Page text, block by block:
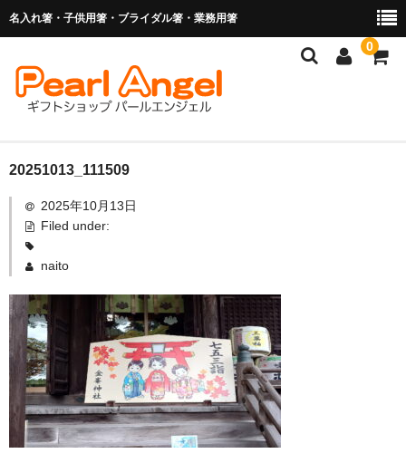
名入れ箸・子供用箸・ブライダル箸・業務用箸
0
商品を探す
お子様の入卒園に
業務用箸（食洗機対応）
マイ箸・箸袋
ご利用ガイド
よくあるご質問
20251013_111509
2025年10月13日
Filed under:
naito